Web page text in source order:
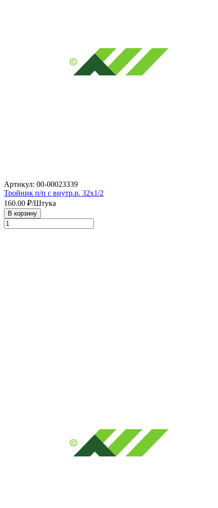
Артикул: 00-00023339
Тройник п/п с внутр.р. 32х1/2
160.00 ₽/Штука
В корзину